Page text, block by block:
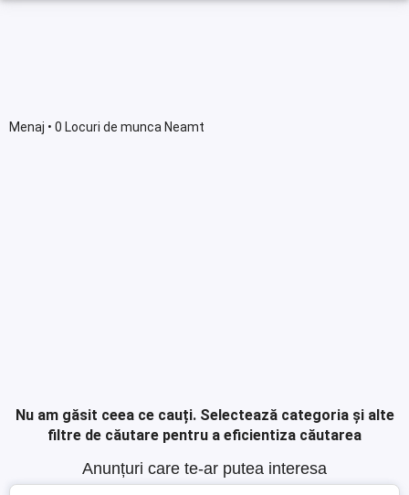
Menaj • 0 Locuri de munca Neamt
Nu am găsit ceea ce cauți. Selectează categoria și alte
filtre de căutare pentru a eficientiza căutarea
Anunțuri care te-ar putea interesa